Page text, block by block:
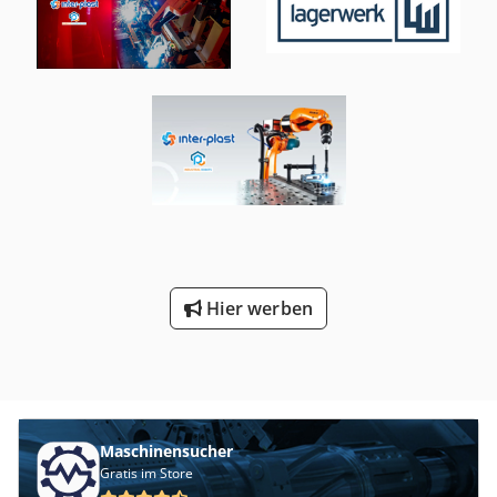
270kg. Abweichung der angegebenen Spezifikationen
möglich. Stützstab optional erhältlich. Das
Abfuhrfließband hat einen Edelstahlrahmen. -
Spezifikationen: Fördergeschwindigkeit: 30m/min; 220V,
0,55kW; Maße LxWxH: ca. 1850x550x1230mm; Gewicht:
80kg. Maße des kompletten Systems: ca.
L2980xW3650xH2600mm, abhängig von der
Endkonfiguration. Grundsätzlich muss das System an die
Abweichungen kommen. Die wesentlichen Bauteile:
Farbiges Touchscreen Display SIEMENS, PLC Steuergerät
SIEMENS, Servomotor SIEMENS, Zylinder AIRTAC,
Verpackungsgrößen und Verpackungsgeschwindigkeiten
erhältlich. Bitte beachten Sie, daß unsere Neupreise
häufig unter den üblichen Gebrauchtpreisen liegen.
Säulen:900 mm, seitlicher Ständerdurchgang:900 mm
Ständerweite:1.520 mm , Gesamtgewicht:3.700 kg, Jahr
der letzten Überholung:2025
komplett mechanisch und elektrisch überholt. Presskraft:
2000kN Verstellhub: 20 - 160mm Stößelverstellung: 125mm
Hubzahl: 30 - 180/min WZ-Einbauhöhe. 410mm
Tischabmessungen: 1500 x 1200mm (Presse wird mit einer
neuen Tischplatte ausgeliefert, T-Nutendesign frei
Hier werben
Maschinensucher
Gratis im Store